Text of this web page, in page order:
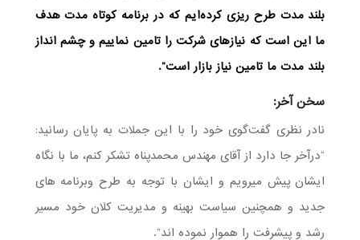
بلند مدت طرح ریزی کرده‌ایم که در برنامه کوتاه مدت هدف
ما این است که نیازهای شرکت را تامین نماییم و چشم انداز
بلند مدت ما تامین نیاز بازار است”.
سخن آخر:
نادر نظری گفت‌گوی خود را با این جملات به پایان رسانید:
“درآخر جا دارد از آقای مهندس محمدپناه تشکر کنم، ما با نگاه
ایشان پیش میرویم و ایشان با توجه به طرح وبرنامه های
جدید و همچنین سیاست بهینه و مدیریت کلان خود مسیر
رشد و پیشرفت را هموار نموده اند”.